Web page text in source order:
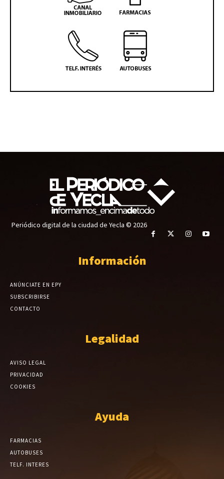
Periódico digital de la ciudad de Yecla © 2026
Información
ANÚNCIATE EN EPY
SUBSCRIBIRSE
CONTACTO
Legalidad
AVISO LEGAL
PRIVACIDAD
COOKIES
Ayuda
FARMACIAS
AUTOBUSES
TELF. INTERES